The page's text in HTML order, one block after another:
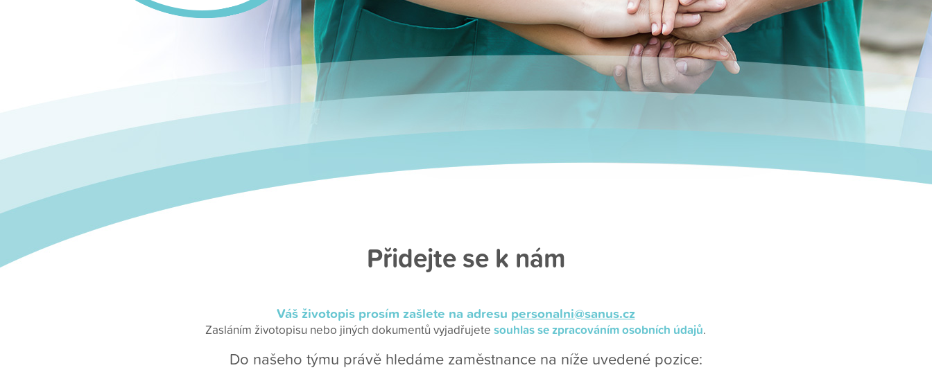
Přidejte se k nám
Váš životopis prosím zašlete na adresu personalni@sanus.cz
Zasláním životopisu nebo jiných dokumentů vyjadřujete souhlas se zpracováním osobních údajů.
Do našeho týmu právě hledáme zaměstnance na níže uvedené pozice: